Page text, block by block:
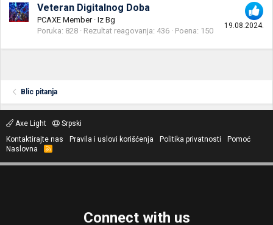
19.08.2024.
Veteran Digitalnog Doba
PCAXE Member · Iz Bg
Poruka 828 Rezultat reagovanja 436 Poena 150
Blic pitanja
Axe Light
Srpski
Kontaktirajte nas
Pravila i uslovi korišćenja Politika privatnosti
Pomoć
Naslovna
R
S
Connect with us